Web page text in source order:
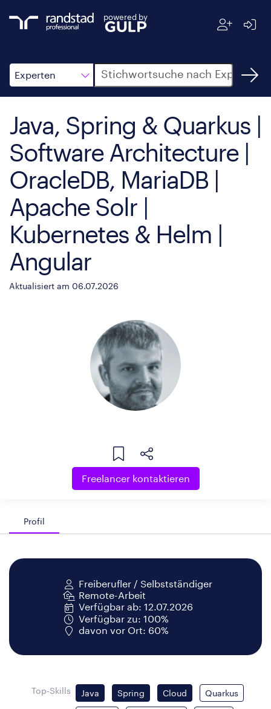
powered by
Experten
Suche
Java, Spring & Quarkus |
Software Architecture |
OracleDB, MariaDB |
Apache Solr |
Kubernetes & Helm |
Angular
Aktualisiert am 06.07.2026
Freelancer kontaktieren
Profil
Freiberufler / Selbstständiger
Remote-Arbeit
Verfügbar ab: 12.07.2026
Verfügbar zu: 100%
davon vor Ort: 60%
Top-Skills Java Spring Cloud Quarkus